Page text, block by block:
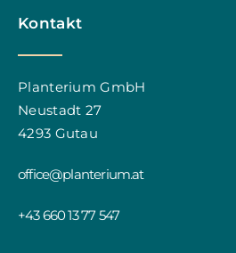
Kontakt
Planterium GmbH
Neustadt 27
4293 Gutau
office@planterium.at
+43 660 13 77 547